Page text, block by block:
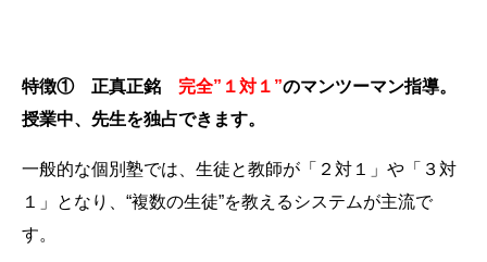
特徴① 正真正銘 完全”１対１”のマンツーマン指導。
授業中、先生を独占できます。
一般的な個別塾では、生徒と教師が「２対１」や「３対
１」となり、“複数の生徒”を教えるシステムが主流で
す。